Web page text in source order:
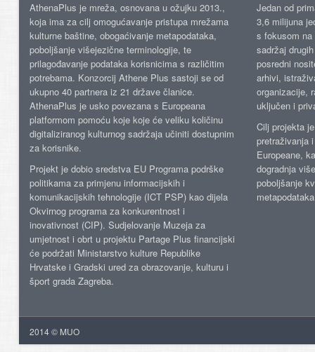
AthenaPlus je mreža, osnovana u ožujku 2013.,
koja ima za cilj omogućavanje pristupa mrežama
kulturne baštine, obogaćivanje metapodataka,
poboljšanje višejezične terminologije, te
prilagođavanje podataka korisnicima s različitim
potrebama. Konzorcij Athene Plus sastoji se od
ukupno 40 partnera iz 21 države članice.
AthenaPlus je usko povezana s Europeana
platformom pomoću koje koje će veliku količinu
digitaliziranog kulturnog sadržaja učiniti dostupnim
za korisnike.
Projekt je dobio sredstva EU Programa podrške
politikama za primjenu informacijskih i
komunikacijskih tehnologije (ICT PSP) kao dijela
Okvirnog programa za konkurentnost i
inovativnost (CIP). Sudjelovanje Muzeja za
umjetnost i obrt u projektu Partage Plus financijski
će podržati Ministarstvo kulture Republike
Hrvatske i Gradski ured za obrazovanje, kulturu i
šport grada Zagreba.
Jedan od
3,6 milijuna
s fokusom
sadržaj
posredni
arhivi,
organizacije,
uključen i
Cilj projekta
pretraživanja
Europeane,
dogradnja
poboljšanje
2014 © MUO